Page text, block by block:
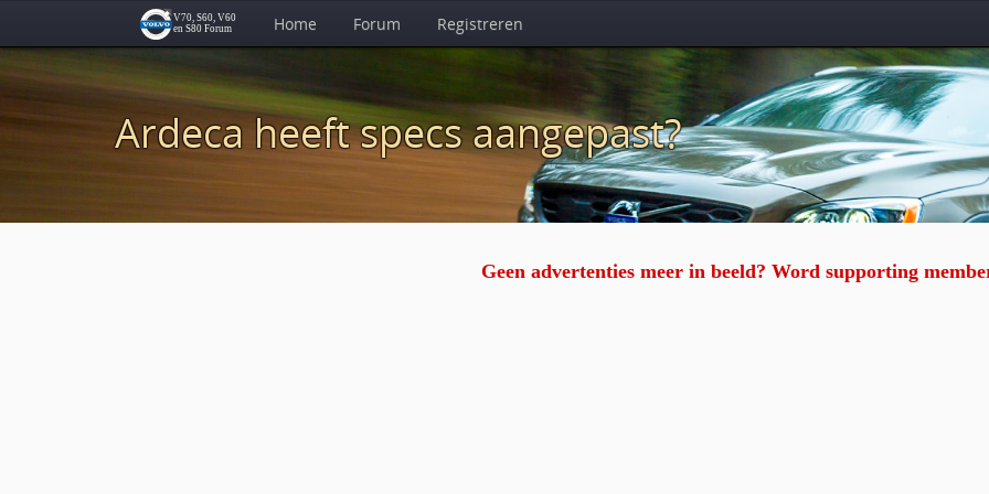
Home Forum Registreren
Ardeca heeft specs aangepast?
Geen advertenties meer in beeld? Word supporting